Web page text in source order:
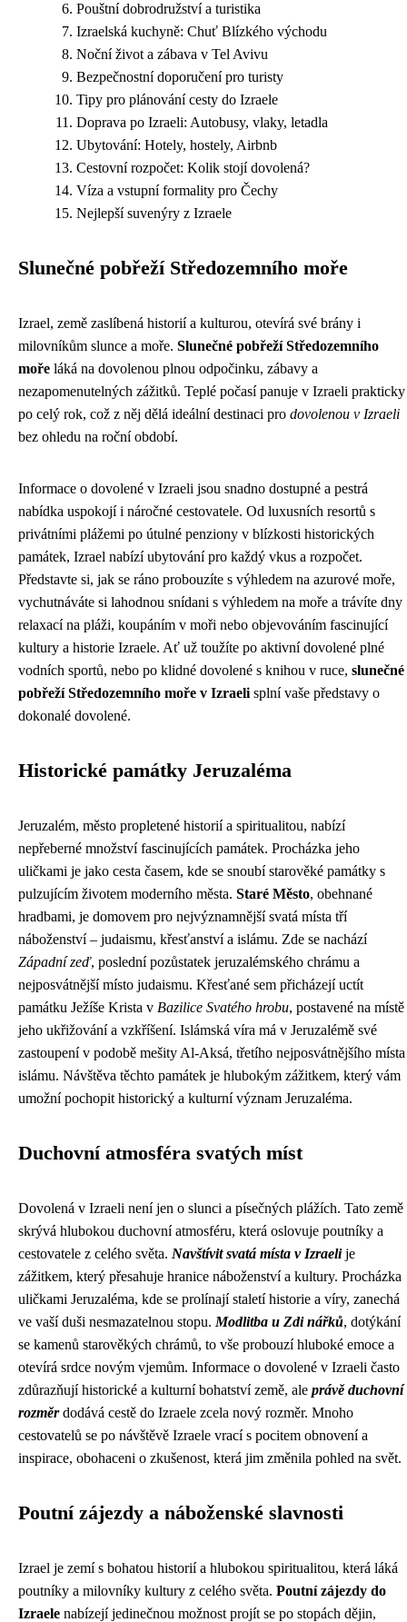
Pouštní dobrodružství a turistika
Izraelská kuchyně: Chuť Blízkého východu
Noční život a zábava v Tel Avivu
Bezpečnostní doporučení pro turisty
Tipy pro plánování cesty do Izraele
Doprava po Izraeli: Autobusy, vlaky, letadla
Ubytování: Hotely, hostely, Airbnb
Cestovní rozpočet: Kolik stojí dovolená?
Víza a vstupní formality pro Čechy
Nejlepší suvenýry z Izraele
Slunečné pobřeží Středozemního moře
Izrael, země zaslíbená historií a kulturou, otevírá své brány i
milovníkům slunce a moře. Slunečné pobřeží Středozemního
moře láká na dovolenou plnou odpočinku, zábavy a
nezapomenutelných zážitků. Teplé počasí panuje v Izraeli prakticky
po celý rok, což z něj dělá ideální destinaci pro dovolenou v Izraeli
bez ohledu na roční období.
Informace o dovolené v Izraeli jsou snadno dostupné a pestrá
nabídka uspokojí i náročné cestovatele. Od luxusních resortů s
privátními plážemi po útulné penziony v blízkosti historických
památek, Izrael nabízí ubytování pro každý vkus a rozpočet.
Představte si, jak se ráno probouzíte s výhledem na azurové moře,
vychutnáváte si lahodnou snídani s výhledem na moře a trávíte dny
relaxací na pláži, koupáním v moři nebo objevováním fascinující
kultury a historie Izraele. Ať už toužíte po aktivní dovolené plné
vodních sportů, nebo po klidné dovolené s knihou v ruce, slunečné
pobřeží Středozemního moře v Izraeli splní vaše představy o
dokonalé dovolené.
Historické památky Jeruzaléma
Jeruzalém, město propletené historií a spiritualitou, nabízí
nepřeberné množství fascinujících památek. Procházka jeho
uličkami je jako cesta časem, kde se snoubí starověké památky s
pulzujícím životem moderního města. Staré Město, obehnané
hradbami, je domovem pro nejvýznamnější svatá místa tří
náboženství – judaismu, křesťanství a islámu. Zde se nachází
Západní zeď, poslední pozůstatek jeruzalémského chrámu a
nejposvátnější místo judaismu. Křesťané sem přicházejí uctít
památku Ježíše Krista v Bazilice Svatého hrobu, postavené na místě
jeho ukřižování a vzkříšení. Islámská víra má v Jeruzalémě své
zastoupení v podobě mešity Al-Aksá, třetího nejposvátnějšího místa
islámu. Návštěva těchto památek je hlubokým zážitkem, který vám
umožní pochopit historický a kulturní význam Jeruzaléma.
Duchovní atmosféra svatých míst
Dovolená v Izraeli není jen o slunci a písečných plážích. Tato země
skrývá hlubokou duchovní atmosféru, která oslovuje poutníky a
cestovatele z celého světa. Navštívit svatá místa v Izraelije
zážitkem, který přesahuje hranice náboženství a kultury. Procházka
uličkami Jeruzaléma, kde se prolínají staletí historie a víry, zanechá
ve vaší duši nesmazatelnou stopu. Modlitba u Zdi nářků, dotýkání
se kamenů starověkých chrámů, to vše probouzí hluboké emoce a
otevírá srdce novým vjemům. Informace o dovolené v Izraeli často
zdůrazňují historické a kulturní bohatství země, ale právě duchovní
rozměrdodává cestě do Izraele zcela nový rozměr. Mnoho
cestovatelů se po návštěvě Izraele vrací s pocitem obnovení a
inspirace, obohaceni o zkušenost, která jim změnila pohled na svět.
Poutní zájezdy a náboženské slavnosti
Izrael je zemí s bohatou historií a hlubokou spiritualitou, která láká
poutníky a milovníky kultury z celého světa. Poutní zájezdy do
Izraele nabízejí jedinečnou možnost projít se po stopách dějin,